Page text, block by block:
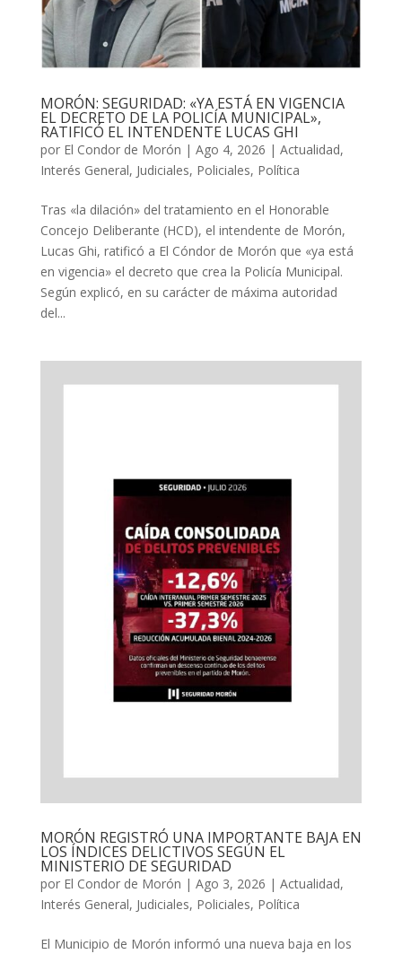
MORÓN: SEGURIDAD: «YA ESTÁ EN VIGENCIA
EL DECRETO DE LA POLICÍA MUNICIPAL»,
RATIFICÓ EL INTENDENTE LUCAS GHI
por El Condor de Morón | Ago 4, 2026 | Actualidad,
Interés General, Judiciales, Policiales, Política
Tras «la dilación» del tratamiento en el Honorable
Concejo Deliberante (HCD), el intendente de Morón,
Lucas Ghi, ratificó a El Cóndor de Morón que «ya está
en vigencia» el decreto que crea la Policía Municipal.
Según explicó, en su carácter de máxima autoridad
del...
MORÓN REGISTRÓ UNA IMPORTANTE BAJA EN
LOS ÍNDICES DELICTIVOS SEGÚN EL
MINISTERIO DE SEGURIDAD
por El Condor de Morón | Ago 3, 2026 | Actualidad,
Interés General, Judiciales, Policiales, Política
El Municipio de Morón informó una nueva baja en los